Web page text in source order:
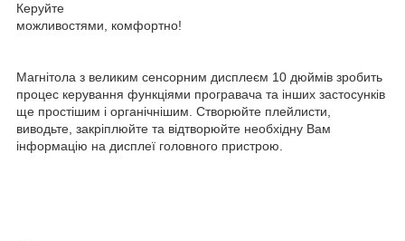
Керуйте
можливостями, комфортно!
Магнітола з великим сенсорним дисплеєм 10 дюймів зробить
процес керування функціями програвача та інших застосунків
ще простішим і органічнішим. Створюйте плейлисти,
виводьте, закріплюйте та відтворюйте необхідну Вам
інформацію на дисплеї головного пристрою.